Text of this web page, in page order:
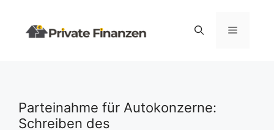
springen
Menü
Parteinahme für Autokonzerne:
Schreiben des